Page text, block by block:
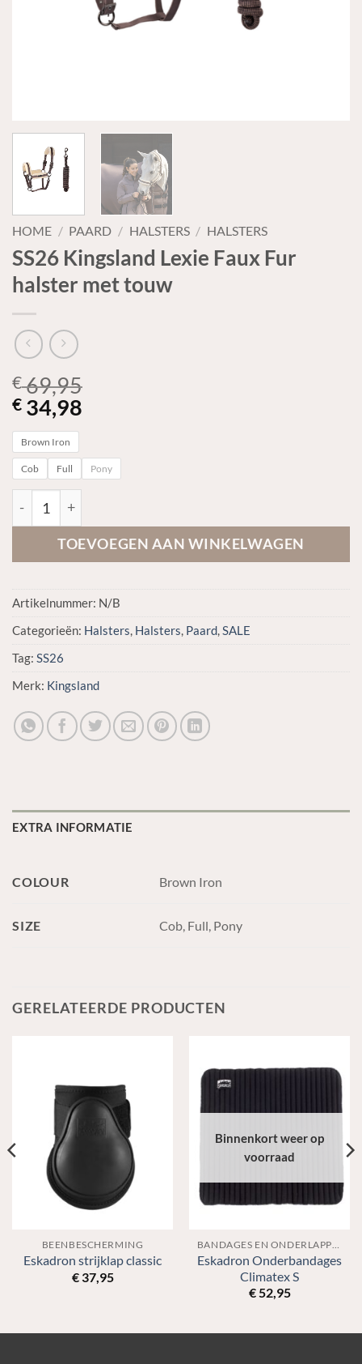
HOME / PAARD / HALSTERS / HALSTERS
SS26 Kingsland Lexie Faux Fur
halster met touw
€69,95
€ 34,98
Brown Iron
Cob Full Pony
TOEVOEGEN AAN WINKELWAGEN
Artikelnummer: N/B
Categorieën: Halsters, Halsters, Paard,SALE
Tag: SS26
Merk: Kingsland
EXTRA INFORMATIE
COLOUR Brown Iron
SIZE Cob, Full, Pony
GERELATEERDE PRODUCTEN
BEENBESCHERMING
Eskadron strijklap classic
€37,95
Binnenkort weer op
voorraad
Eskadron Onderbandages
Climatex S
€52,95